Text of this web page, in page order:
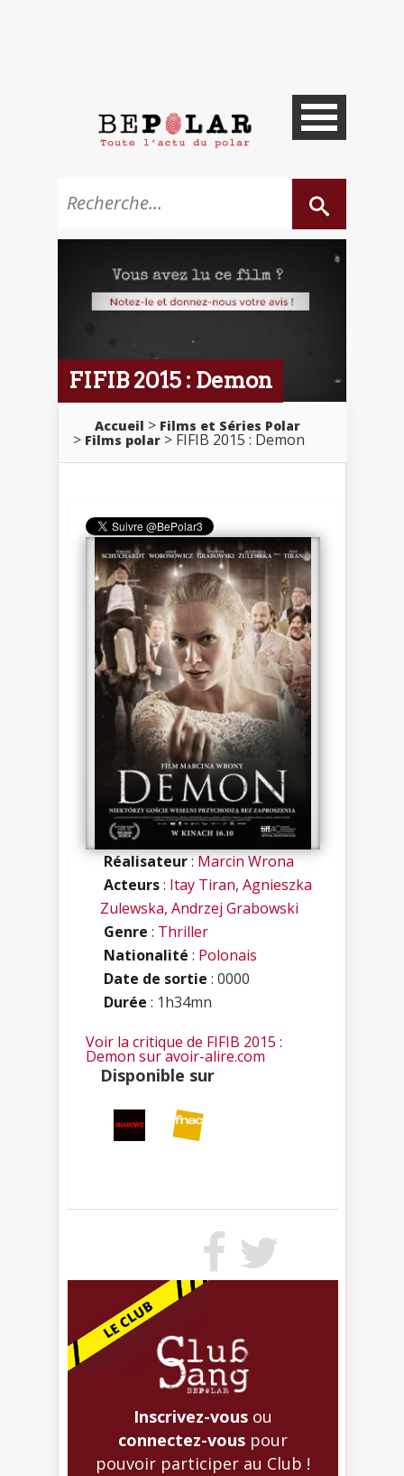
FIFIB 2015 : Demon
Accueil
Films et Séries Polar
Films polar
FIFIB 2015 : Demon
Réalisateur:Marcin Wrona
Acteurs: Itay Tiran, Agnieszka
Zulewska, Andrzej Grabowski
Genre : Thriller
Nationalité : Polonais
Date de sortie : 0000
Durée : 1h34mn
Voir la critique de FIFIB 2015 :
Demon sur avoir-alire.com
Disponible sur
Inscrivez-vous ou
connectez-vous pour
pouvoir participer au Club !